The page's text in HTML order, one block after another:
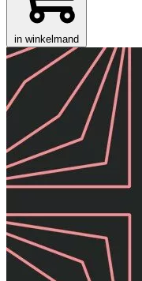
in winkelmand